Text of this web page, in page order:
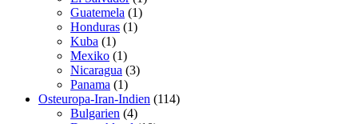
Guatemela (1)
Honduras (1)
Kuba (1)
Mexiko (1)
Nicaragua (3)
Panama (1)
Osteuropa-Iran-Indien (114)
Bulgarien (4)